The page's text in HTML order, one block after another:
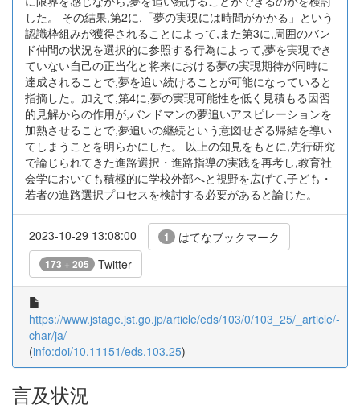
した。 その結果,第2に,「夢の実現には時間がかかる」という
認識枠組みが獲得されることによって,また第3に,周囲のバン
ド仲間の状況を選択的に参照する行為によって,夢を実現でき
ていない自己の正当化と将来における夢の実現期待が同時に
達成されることで,夢を追い続けることが可能になっていると
指摘した。加えて,第4に,夢の実現可能性を低く見積もる因習
的見解からの作用が,バンドマンの夢追いアスピレーションを
加熱させることで,夢追いの継続という意図せざる帰結を導い
てしまうことを明らかにした。 以上の知見をもとに,先行研究
で論じられてきた進路選択・進路指導の実践を再考し,教育社
会学においても積極的に学校外部へと視野を広げて,子ども・
若者の進路選択プロセスを検討する必要があると論じた。
2023-10-29 13:08:00 1 はてなブックマーク
173 + 205 Twitter
https://www.jstage.jst.go.jp/article/eds/103/0/103_25/_article/-
char/ja/
(info:doi/10.11151/eds.103.25)
言及状況